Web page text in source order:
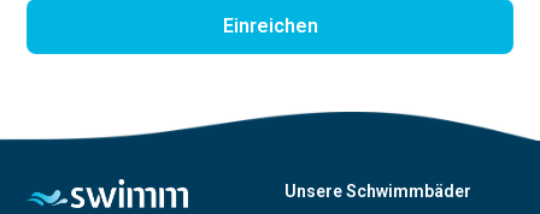
Unsere Schwimmbäder